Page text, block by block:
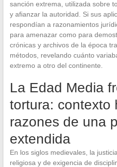
sanción extrema, utilizada sobre
y afianzar la autoridad. Si sus
respondían a razonamientos
para amenazar como para
crónicas y archivos de la época
métodos, revelando cuánto
extremo a otro del continente.
La Edad Media
tortura: contexto
razones de una
extendida
En los siglos medievales, la
religiosa y de exigencia de